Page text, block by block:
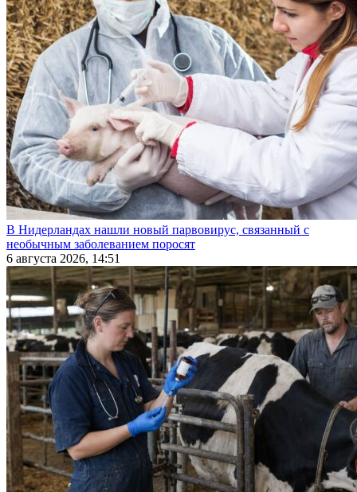
В Нидерландах нашли новый парвовирус, связанный с
необычным заболеванием поросят
6 августа 2026, 14:51